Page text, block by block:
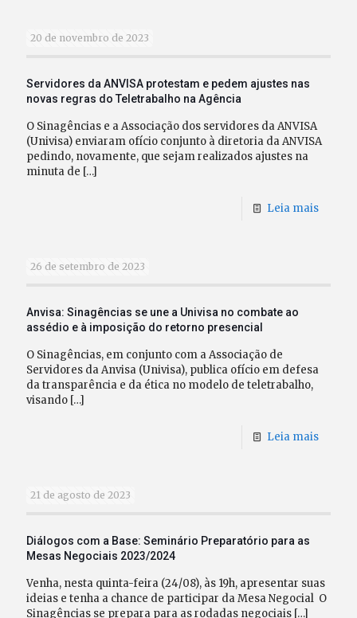
20 de novembro de 2023
Servidores da ANVISA protestam e pedem ajustes nas
novas regras do Teletrabalho na Agência
O Sinagências e a Associação dos servidores da ANVISA
(Univisa) enviaram ofício conjunto à diretoria da ANVISA
pedindo, novamente, que sejam realizados ajustes na
minuta de […]
Leia mais
26 de setembro de 2023
Anvisa: Sinagências se une a Univisa no combate ao
assédio e à imposição do retorno presencial
O Sinagências, em conjunto com a Associação de
Servidores da Anvisa (Univisa), publica ofício em defesa
da transparência e da ética no modelo de teletrabalho,
visando […]
Leia mais
21 de agosto de 2023
Diálogos com a Base: Seminário Preparatório para as
Mesas Negociais 2023/2024
Venha, nesta quinta-feira (24/08), às 19h, apresentar suas
ideias e tenha a chance de participar da Mesa Negocial O
Sinagências se prepara para as rodadas negociais […]